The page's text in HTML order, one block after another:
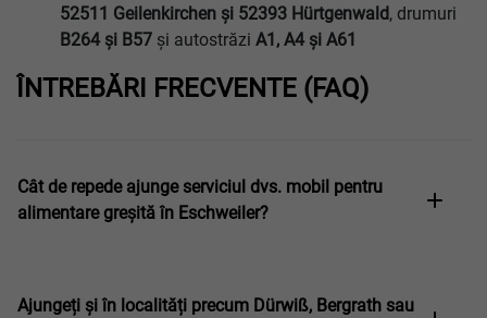
52511 Geilenkirchen şi 52393 Hürtgenwald, drumuri
B264 şi B57 și autostrăzi A1, A4 şi A61
ÎNTREBĂRI FRECVENTE (FAQ)
Cât de repede ajunge serviciul dvs. mobil pentru
alimentare greșită în Eschweiler?
Ajungeți și în localități precum Dürwiß, Bergrath sau